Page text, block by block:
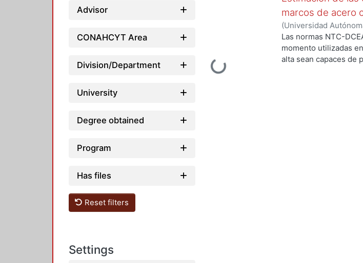
Advisor
CONAHCYT Area
Division/Department
University
Degree obtained
Program
Has files
Reset filters
Settings
Loading...
marcos de acero
(Universidad
de Servicios de
Las normas NTC-
momento utilizadas
alta sean capaces de